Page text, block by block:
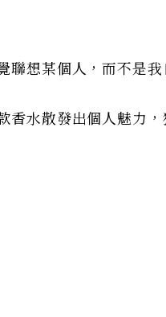
聯想某個人，而不是
香水散發出個人魅力